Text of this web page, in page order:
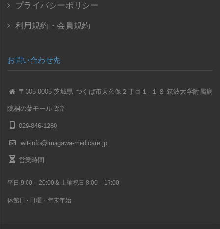
プライバシーポリシー
利用規約・会員規約
お問い合わせ先
〒305-0005 茨城県 つくば市天久保２丁目１–１８ 筑波大学附属病
院桐の葉モール 2階
029-846-1280
wit-info@imagawa-medicare.jp
営業時間
平日 9:00 – 20:00 & 土曜祝日 8:00 – 17:00
休館日 - 日曜・年末年始